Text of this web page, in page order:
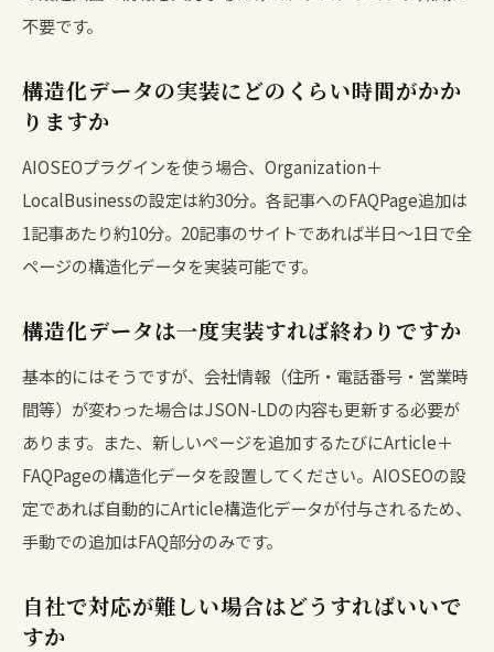
不要です。
構造化データの実装にどのくらい時間がかか
りますか
AIOSEOプラグインを使う場合、Organization＋
LocalBusinessの設定は約30分。各記事へのFAQPage追加は
1記事あたり約10分。20記事のサイトであれば半日〜1日で全
ページの構造化データを実装可能です。
構造化データは一度実装すれば終わりですか
基本的にはそうですが、会社情報（住所・電話番号・営業時
間等）が変わった場合はJSON-LDの内容も更新する必要が
あります。また、新しいページを追加するたびにArticle＋
FAQPageの構造化データを設置してください。AIOSEOの設
定であれば自動的にArticle構造化データが付与されるため、
手動での追加はFAQ部分のみです。
自社で対応が難しい場合はどうすればいいで
すか